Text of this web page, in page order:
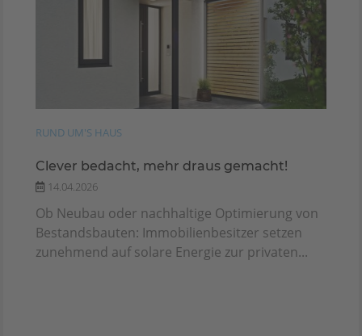
RUND UM'S HAUS
Clever bedacht, mehr draus gemacht!
14.04.2026
Ob Neubau oder nachhaltige Optimierung von
Bestandsbauten: Immobilienbesitzer setzen
zunehmend auf solare Energie zur privaten...